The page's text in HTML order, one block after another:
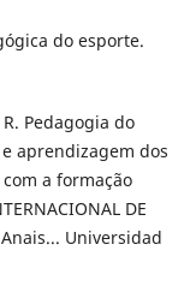
do esporte.
R. Pedagogia do
aprendizagem dos
a formação
DE
Anais... Universidad